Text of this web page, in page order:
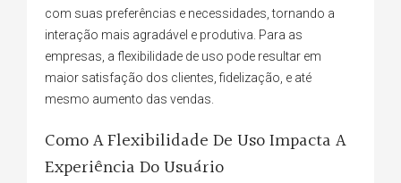
com suas preferências e necessidades, tornando a
interação mais agradável e produtiva. Para as
empresas, a flexibilidade de uso pode resultar em
maior satisfação dos clientes, fidelização, e até
mesmo aumento das vendas.
Como A Flexibilidade De Uso Impacta A
Experiência Do Usuário